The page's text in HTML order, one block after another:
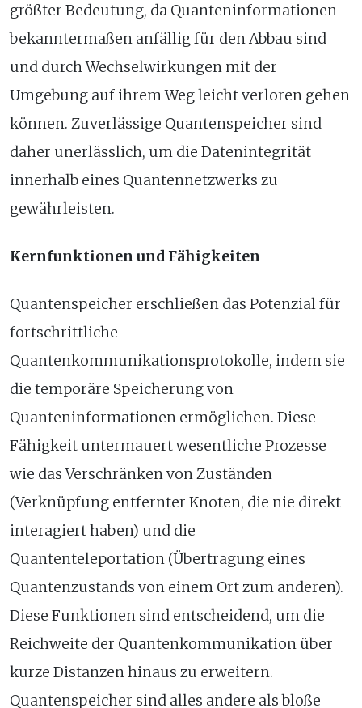
größter Bedeutung, da Quanteninformationen
bekanntermaßen anfällig für den Abbau sind
und durch Wechselwirkungen mit der
Umgebung auf ihrem Weg leicht verloren gehen
können. Zuverlässige Quantenspeicher sind
daher unerlässlich, um die Datenintegrität
innerhalb eines Quantennetzwerks zu
gewährleisten.
Kernfunktionen und Fähigkeiten
Quantenspeicher erschließen das Potenzial für
fortschrittliche
Quantenkommunikationsprotokolle, indem sie
die temporäre Speicherung von
Quanteninformationen ermöglichen. Diese
Fähigkeit untermauert wesentliche Prozesse
wie das Verschränken von Zuständen
(Verknüpfung entfernter Knoten, die nie direkt
interagiert haben) und die
Quantenteleportation (Übertragung eines
Quantenzustands von einem Ort zum anderen).
Diese Funktionen sind entscheidend, um die
Reichweite der Quantenkommunikation über
kurze Distanzen hinaus zu erweitern.
Quantenspeicher sind alles andere als bloße